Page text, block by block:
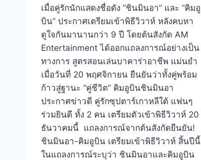
เมื่อคู่รักนักแสดงชื่อดัง “ชินมินอา” และ “คิมอู
บิน” ประกาศเตรียมเข้าพิธีวิวาห์ หลังคบหา
ดูใจกันมานานกว่า 9 ปี โดยต้นสังกัด AM
Entertainment ได้ออกแถลงการณ์อย่างเป็น
ทางการ สูตรสอนเล่นบาคาร่าอาชีพ แม่นยำ
เมื่อวันที่ 20 พฤศจิกายน ยืนยันว่าทั้งคู่พร้อม
ก้าวสู่ฐานะ “คู่ชีวิต” คิมอูบินชินมินอา
ประกาศข่าวดี คู่รักซุปตาร์เกาหลีใต้ แฟนๆ
ร่วมยินดี ทั้ง 2 คน เตรียมตัวเข้าพิธีวิวาห์ 20
ธันวาคมนี้ แถลงการณ์จากต้นสังกัดยืนยัน!
ชินมินอา-คิมอูบิน เตรียมเข้าพิธีวิวาห์ สิ้นปีนี้
ในแถลงการณ์ระบุว่า ชินมินอาและคิมอูบิน